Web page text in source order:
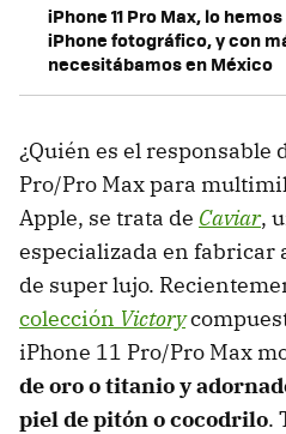
iPhone 11 Pro Max, lo
iPhone fotográfico, y con
necesitábamos en México
¿Quién es el responsable
Pro/Pro Max para
Apple, se trata de Caviar,
especializada en fabricar
de super lujo.
colección Victory
iPhone 11 Pro/Pro Max
de oro o titanio y
piel de pitón o cocodrilo.